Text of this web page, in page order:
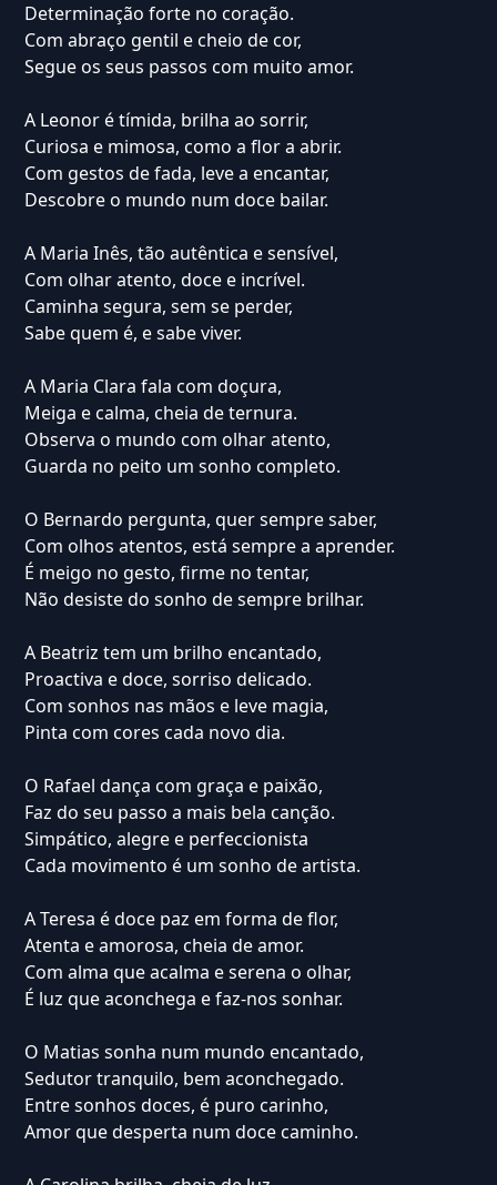
Determinação forte no coração.
Com abraço gentil e cheio de cor,
Segue os seus passos com muito amor.
A Leonor é tímida, brilha ao sorrir,
Curiosa e mimosa, como a flor a abrir.
Com gestos de fada, leve a encantar,
Descobre o mundo num doce bailar.
A Maria Inês, tão autêntica e sensível,
Com olhar atento, doce e incrível.
Caminha segura, sem se perder,
Sabe quem é, e sabe viver.
A Maria Clara fala com doçura,
Meiga e calma, cheia de ternura.
Observa o mundo com olhar atento,
Guarda no peito um sonho completo.
O Bernardo pergunta, quer sempre saber,
Com olhos atentos, está sempre a aprender.
É meigo no gesto, firme no tentar,
Não desiste do sonho de sempre brilhar.
A Beatriz tem um brilho encantado,
Proactiva e doce, sorriso delicado.
Com sonhos nas mãos e leve magia,
Pinta com cores cada novo dia.
O Rafael dança com graça e paixão,
Faz do seu passo a mais bela canção.
Simpático, alegre e perfeccionista
Cada movimento é um sonho de artista.
A Teresa é doce paz em forma de flor,
Atenta e amorosa, cheia de amor.
Com alma que acalma e serena o olhar,
É luz que aconchega e faz-nos sonhar.
O Matias sonha num mundo encantado,
Sedutor tranquilo, bem aconchegado.
Entre sonhos doces, é puro carinho,
Amor que desperta num doce caminho.